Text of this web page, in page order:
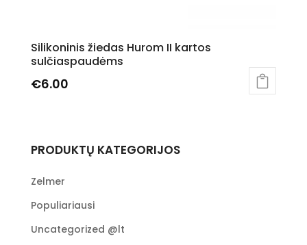
Silikoninis žiedas Hurom II kartos
sulčiaspaudėms
€6.00
PRODUKTŲ KATEGORIJOS
Zelmer
Populiariausi
Uncategorized @lt